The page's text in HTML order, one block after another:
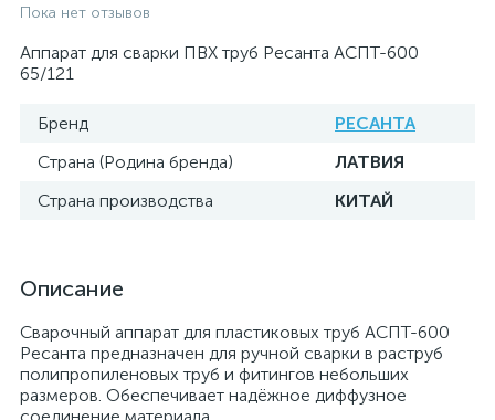
Пока нет отзывов
Аппарат для сварки ПВХ труб Ресанта АСПТ-600
65/121
Бренд
РЕСАНТА
Страна (Родина бренда)
ЛАТВИЯ
Страна производства
КИТАЙ
Описание
Сварочный аппарат для пластиковых труб АСПТ-600
Ресанта предназначен для ручной сварки в раструб
полипропиленовых труб и фитингов небольших
размеров. Обеспечивает надёжное диффузное